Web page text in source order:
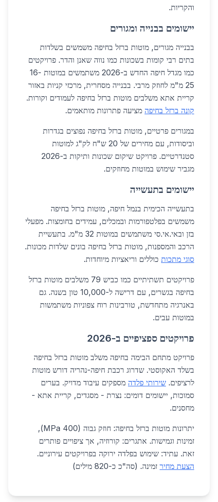
והקריות.
יישומים בבנייה ומגורים
בבנייה מגורים, מוטות ברזל בחיפה משמשים בשלדות
בתים רבי קומות בשכונות כמו נווה שאנן והדר. פרויקטים
כמו מגדל חיפה החדש ב-2026 משתמשים במוטות 16-
25 מ"מ לחוזק מרבי. בבנייה מסחרית, מרכזי קניות באזור
קריית אתא משלבים מוטות ברזל בחיפה לעמודים וקורות.
קונה ברזל בחיפה מציעה פתרונות מותאמים.
במגורים פרטיים, מוטות ברזל בחיפה נפוצים בגדרות
וביסודות, עם מחירים של 20 ש"ח לק"ג למוטות
סטנדרטיים. פרויקט שיקום שכונות ותיקות ב-2026
מגביר שימוש במוטות מחוזקים.
יישומים בתעשייה
בתעשייה הכימית בנמל חיפה, מוטות ברזל בחיפה
משמשים בפלטפורמות ובמכלים, עמידים בחומצות. מפעלי
בזן ובאי.אי.סי משתמשים במוטות 32 מ"מ. בתעשיית
הרכב והמספנות, מוטות ברזל בחיפה בונים שלדות מכונות.
סוגי מתכות כוללים וריאציות מיוחדות.
פרויקטים תשתיתיים כמו כביש 79 משלבים מוטות ברזל
בחיפה בגשרים, עם דרישה ל-10,000 טון בשנה. גם
באנרגיה מתחדשת, טורבינות רוח צפוניות משתמשות
במוטות עבים.
פרויקטים ספציפיים ב-2026
פרויקט מתחם הבימה בחיפה משלב מוטות ברזל בחיפה
בשלד האקוסטי. שדרוג רכבת חיפה-נהריה דורש מוטות
לרציפים. שירותי פלדה מספקים עיבוד מדויק. בערים
סמוכות, יישומים דומים: נצרת - מסגדים, קריית אתא -
מחסנים.
יתרונות מוטות ברזל בחיפה: חוזק גבוה (400 MPa),
זמינות וגמישות. אתגרים: קורוזיה, אך ציפויים פותרים
זאת. עתיד: שימוש בפלדה ירוקה בפרויקטים עירוניים.
הצעת מחיר זמינה. (סה"כ כ-820 מילים)